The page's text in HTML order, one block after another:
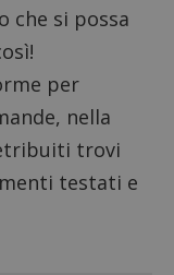
che si possa
per
nella
trovi
testati e